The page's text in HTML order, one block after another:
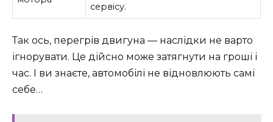
сервісу.
Так ось, перегрів двигуна — наслідки не варто
ігнорувати. Це дійсно може затягнути на гроші і
час. І ви знаєте, автомобілі не відновлюють самі
себе…